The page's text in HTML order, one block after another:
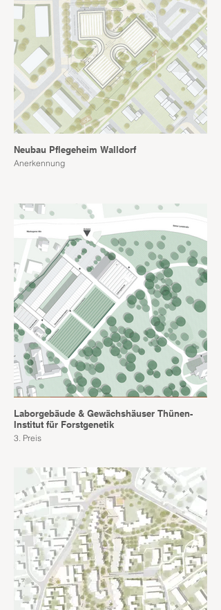
Neubau Pflegeheim Walldorf
Anerkennung
Laborgebäude & Gewächshäuser Thünen-
Institut für Forstgenetik
3. Preis